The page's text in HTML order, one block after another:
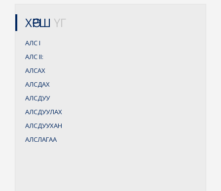
ХӨРШ ҮГ
АЛСI
АЛСII:
АЛСАХ
АЛСДАХ
АЛСДУУ
АЛСДУУЛАХ
АЛСДУУХАН
АЛСЛАГАА